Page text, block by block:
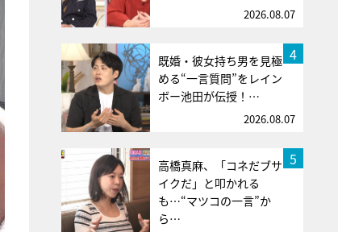
2026.08.07
4
既婚・彼女持ち男を見極
める“一言質問”をレイン
ボー池田が伝授！…
2026.08.07
5
高橋真麻、「コネだブサ
イクだ」と叩かれる
も…“マツコの一言”か
ら…